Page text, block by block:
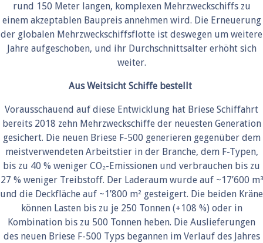
rund 150 Meter langen, komplexen Mehrzweckschiffs zu
einem akzeptablen Baupreis annehmen wird. Die Erneuerung
der globalen Mehrzweckschiffsflotte ist deswegen um weitere
Jahre aufgeschoben, und ihr Durchschnittsalter erhöht sich
weiter.
Aus Weitsicht Schiffe bestellt
Vorausschauend auf diese Entwicklung hat Briese Schiffahrt
bereits 2018 zehn Mehrzweckschiffe der neuesten Generation
gesichert. Die neuen Briese F-500 generieren gegenüber dem
meistverwendeten Arbeitstier in der Branche, dem F-Typen,
bis zu 40 % weniger CO₂-Emissionen und verbrauchen bis zu
27 % weniger Treibstoff. Der Laderaum wurde auf ~17’600 m³
und die Deckfläche auf ~1’800 m² gesteigert. Die beiden Kräne
können Lasten bis zu je 250 Tonnen (+108 %) oder in
Kombination bis zu 500 Tonnen heben. Die Auslieferungen
des neuen Briese F-500 Typs begannen im Verlauf des Jahres